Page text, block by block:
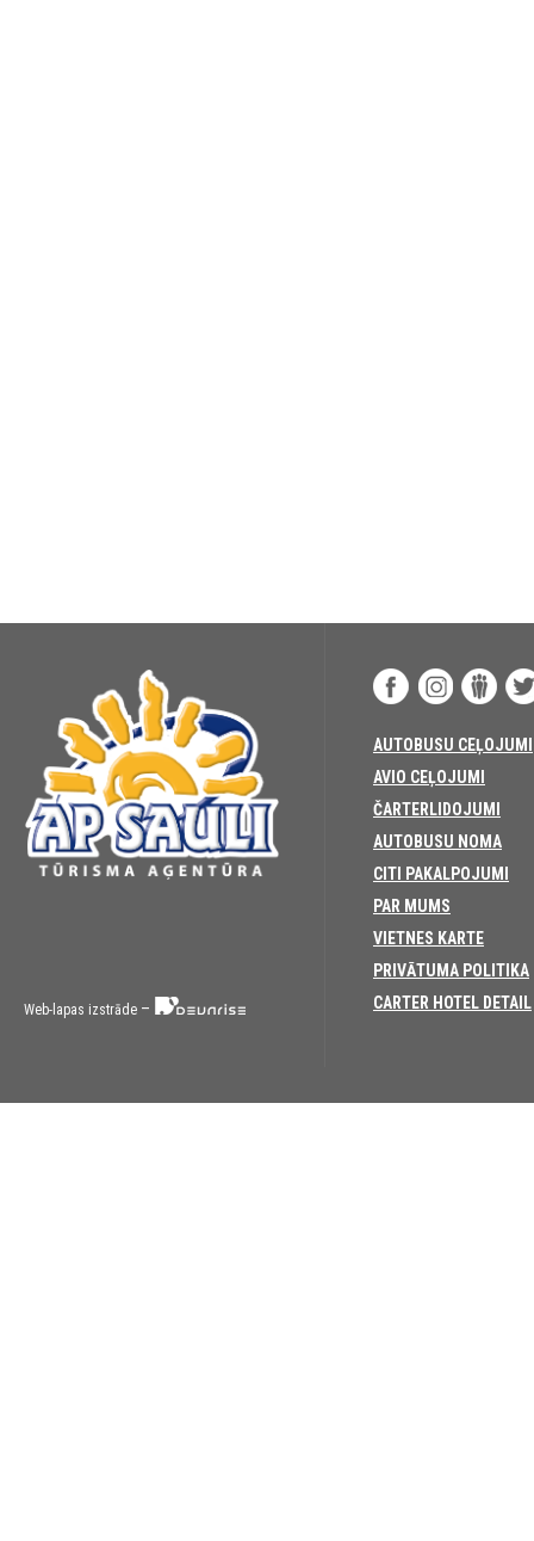
Web-lapas izstrāde –
AUTOBUSU CEĻOJUMI
AVIO CEĻOJUMI
ČARTERLIDOJUMI
AUTOBUSU NOMA
CITI PAKALPOJUMI
PAR MUMS
VIETNES KARTE
PRIVĀTUMA POLITIKA
CARTER HOTEL DETAIL